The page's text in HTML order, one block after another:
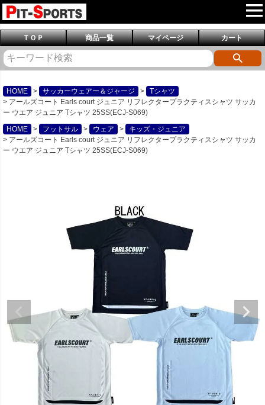
ＴＯＰ 商品一覧 マイページ カート
HOME サッカーウェアー＆ジャージ
Tシャツ
アールズコート Earls court ジュニア リフレクタープラクティスシャツ サッカ
ー ウエア ジュニア Tシャツ 25SS(ECJ-S069)
HOME
フットサル ウェア
キッズ・ジュニア
アールズコート Earls court ジュニア リフレクタープラクティスシャツ サッカ
ー ウエア ジュニア Tシャツ 25SS(ECJ-S069)